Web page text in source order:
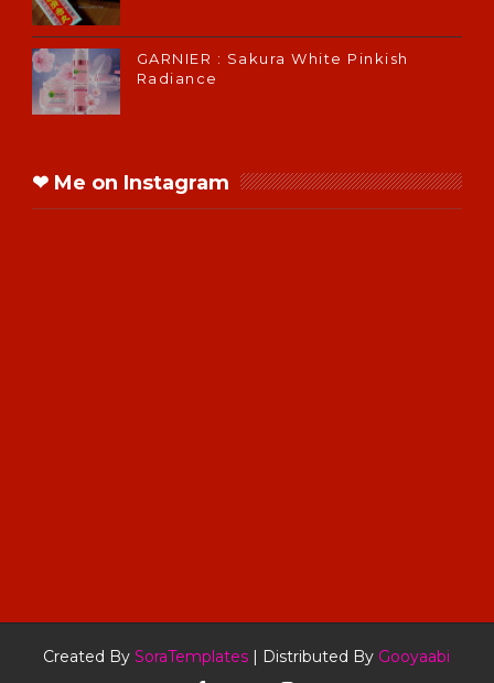
GARNIER : Sakura White Pinkish
Radiance
❤ Me on Instagram
Created BySoraTemplates | Distributed By Gooyaabi